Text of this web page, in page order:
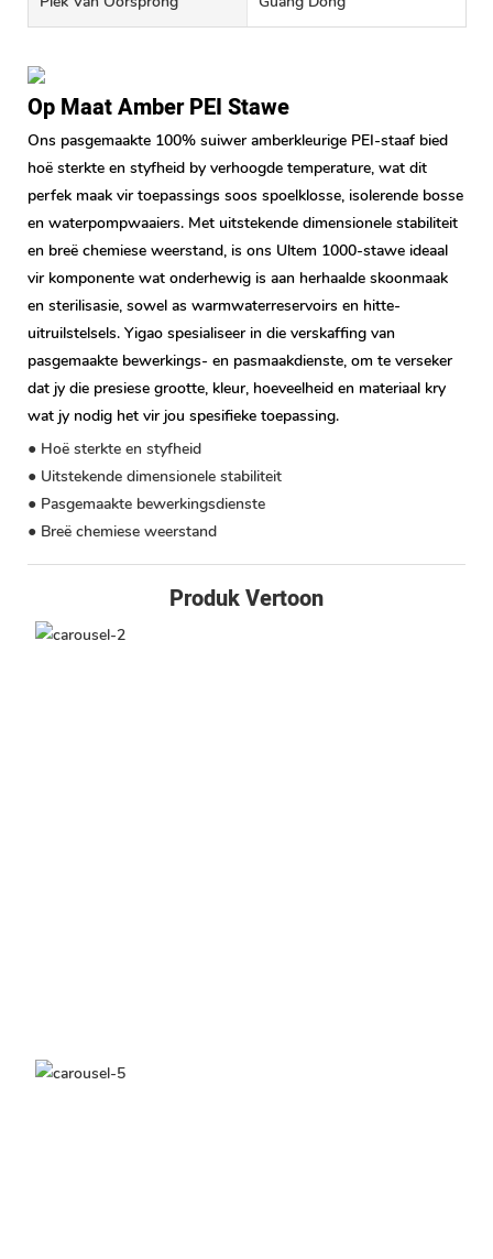
Op Maat Amber PEI Stawe
Ons pasgemaakte 100% suiwer amberkleurige PEI-staaf bied
hoë sterkte en styfheid by verhoogde temperature, wat dit
perfek maak vir toepassings soos spoelklosse, isolerende bosse
en waterpompwaaiers. Met uitstekende dimensionele stabiliteit
en breë chemiese weerstand, is ons Ultem 1000-stawe ideaal
vir komponente wat onderhewig is aan herhaalde skoonmaak
en sterilisasie, sowel as warmwaterreservoirs en hitte-
uitruilstelsels. Yigao spesialiseer in die verskaffing van
pasgemaakte bewerkings- en pasmaakdienste, om te verseker
dat jy die presiese grootte, kleur, hoeveelheid en materiaal kry
wat jy nodig het vir jou spesifieke toepassing.
● Hoë sterkte en styfheid
● Uitstekende dimensionele stabiliteit
● Pasgemaakte bewerkingsdienste
● Breë chemiese weerstand
Produk Vertoon